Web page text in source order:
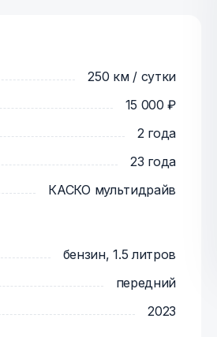
250 км / сутки
15 000 ₽
2 года
23 года
КАСКО мультидрайв
бензин, 1.5 литров
передний
2023